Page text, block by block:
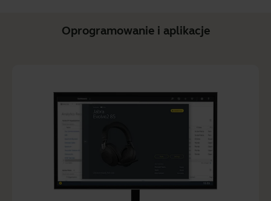
Oprogramowanie i aplikacje